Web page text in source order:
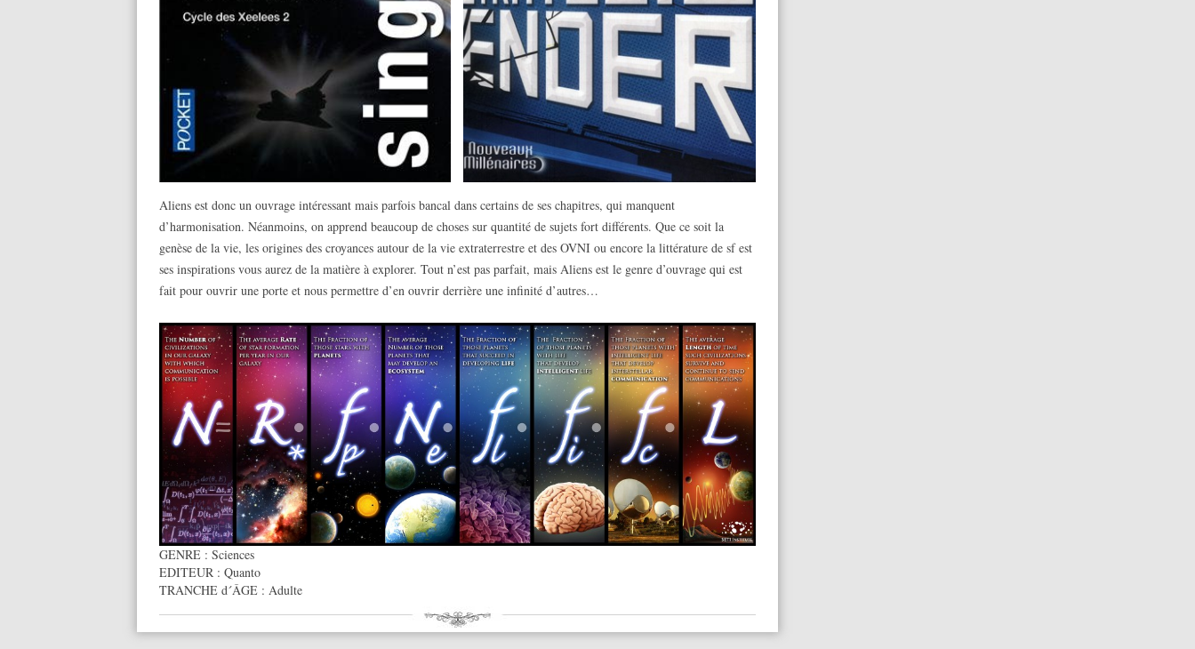
Aliens est donc un ouvrage intéressant mais parfois bancal dans certains de ses chapitres, qui manquent
d’harmonisation. Néanmoins, on apprend beaucoup de choses sur quantité de sujets fort différents. Que ce soit la
genèse de la vie, les origines des croyances autour de la vie extraterrestre et des OVNI ou encore la littérature de sf est
ses inspirations vous aurez de la matière à explorer. Tout n’est pas parfait, mais Aliens est le genre d’ouvrage qui est
fait pour ouvrir une porte et nous permettre d’en ouvrir derrière une infinité d’autres…
GENRE : Sciences
EDITEUR : Quanto
TRANCHE d´ÂGE : Adulte